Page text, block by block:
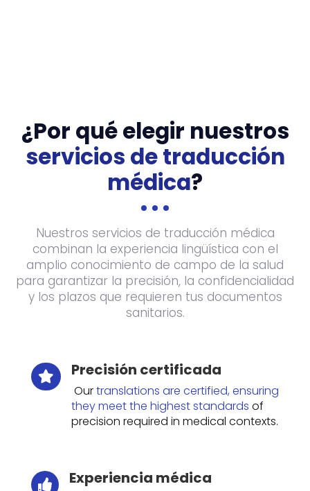
¿Por qué elegir nuestros
servicios de traducción
médica?
Nuestros servicios de traducción médica
combinan la experiencia lingüística con el
amplio conocimiento de campo de la salud
para garantizar la precisión, la confidencialidad
y los plazos que requieren tus documentos
sanitarios.
 Precisión certificada
Ourtranslations are certified, ensuring
they meet the highest standards of
precision required in medical contexts.
 Experiencia médica